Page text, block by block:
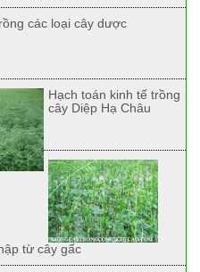
các loại cây dược
Hạch toán kinh tế trồng
cây Diệp Hạ Châu
từ cây gấc